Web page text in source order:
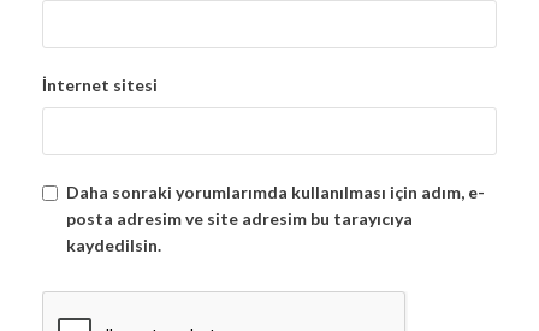
İnternet sitesi
Daha sonraki yorumlarımda kullanılması için adım, e-
posta adresim ve site adresim bu tarayıcıya
kaydedilsin.